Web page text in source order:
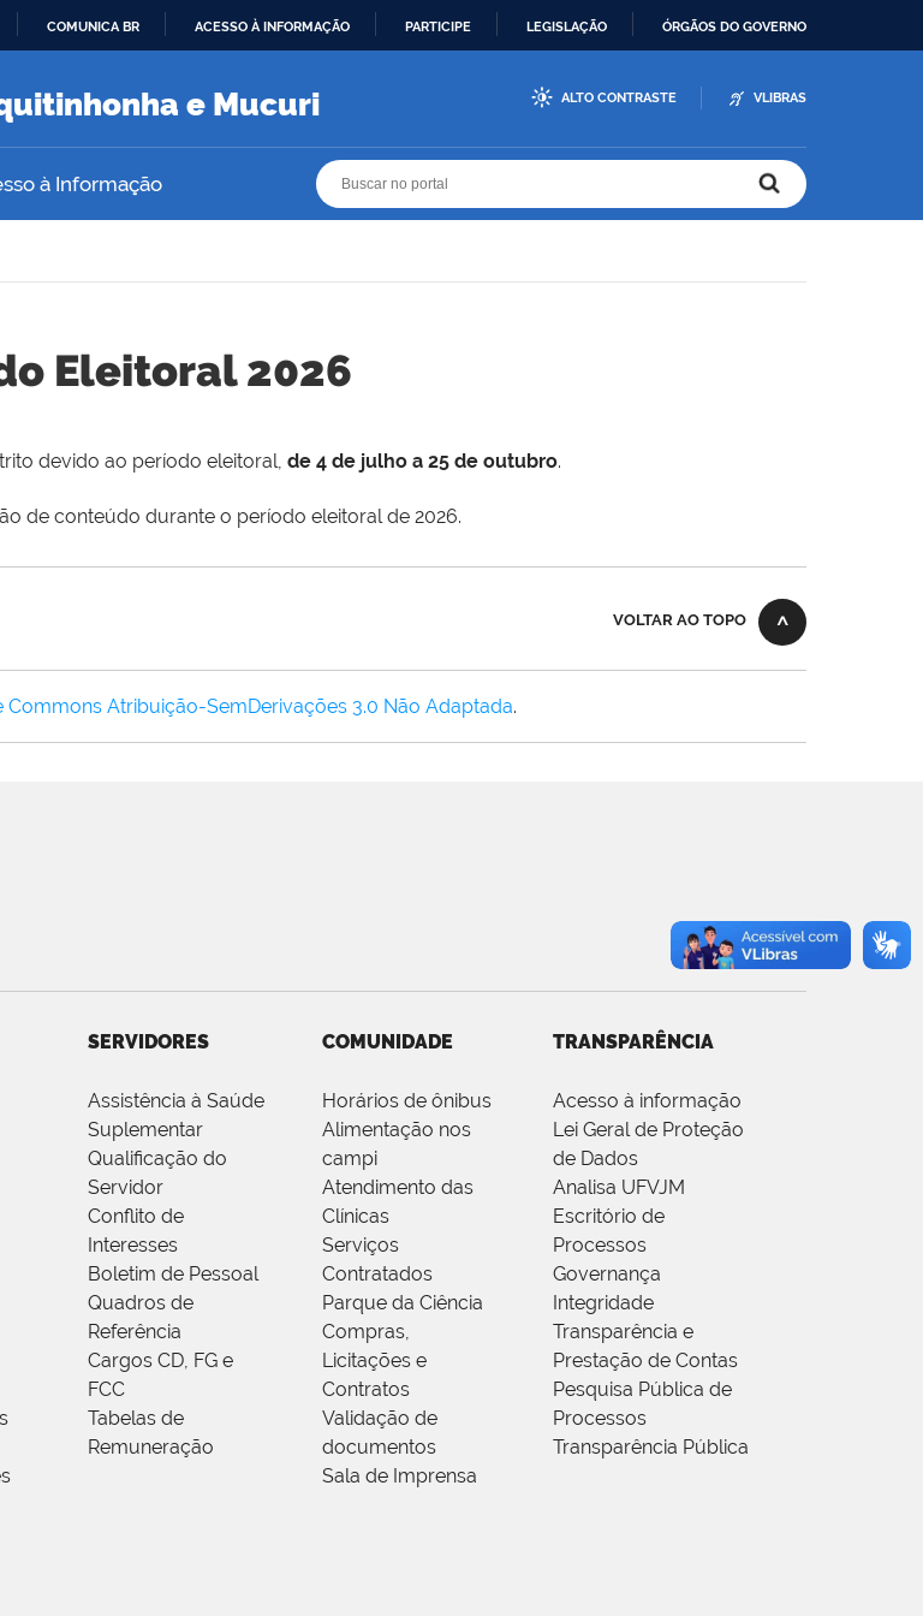
O
COMUNICA BR ACESSO À INFORMAÇÃO PARTICIPE LEGISLAÇÃO ÓRGÃOS DO GOVERNO
e Mucuri ALTO CONTRASTE VLIBRAS
à Informação
Eleitoral 2026
devido ao período eleitoral, de 4 de julho a 25 de outubro.
de conteúdo durante o período eleitoral de 2026.
VOLTAR AO TOPO
Commons Atribuição-SemDerivações 3.0 Não Adaptada.
SERVIDORES
Assistência à Saúde
Suplementar
Qualificação do
Servidor
Conflito de
Interesses
Boletim de Pessoal
Quadros de
Referência
Cargos CD, FG e
FCC
Tabelas de
Remuneração
COMUNIDADE
Horários de ônibus
Alimentação nos
campi
Atendimento das
Clínicas
Serviços
Contratados
Parque da Ciência
Compras,
Licitações e
Contratos
Validação de
documentos
Sala de Imprensa
TRANSPARÊNCIA
Acesso à informação
Lei Geral de Proteção
de Dados
Analisa UFVJM
Escritório de
Processos
Governança
Integridade
Transparência e
Prestação de Contas
Pesquisa Pública de
Processos
Transparência Pública